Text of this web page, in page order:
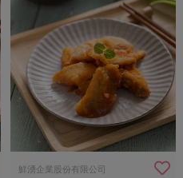
鮮湧企業股份有限公司